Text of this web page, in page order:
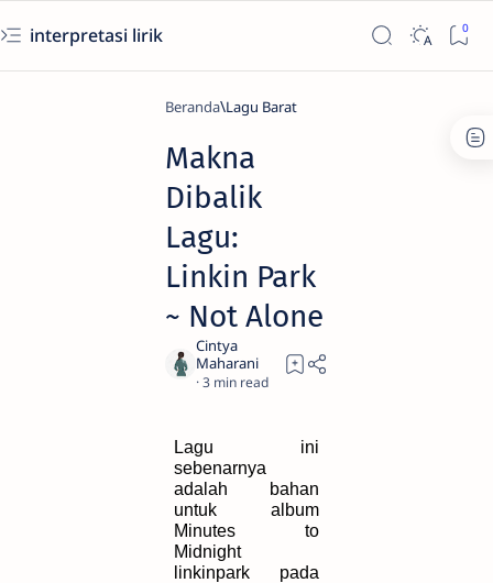
interpretasi lirik
Beranda Lagu Barat
Makna
Dibalik
Lagu:
Linkin Park
~ Not Alone
3
Lagu ini
sebenarnya
adalah bahan
untuk album
Minutes to
Midnight
linkinpark pada